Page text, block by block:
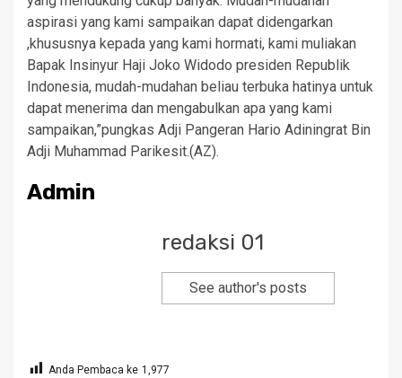
aspirasi yang kami sampaikan dapat didengarkan
,khususnya kepada yang kami hormati, kami muliakan
Bapak Insinyur Haji Joko Widodo presiden Republik
Indonesia, mudah-mudahan beliau terbuka hatinya untuk
dapat menerima dan mengabulkan apa yang kami
sampaikan,”pungkas Adji Pangeran Hario Adiningrat Bin
Adji Muhammad Parikesit.(AZ).
Admin
redaksi 01
See author's posts
Anda Pembaca ke 1,977